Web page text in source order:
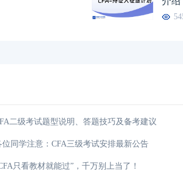
二级考试题型说明、答题技巧及备考建议
位同学注意：CFA三级考试安排最新公告
只看教材就能过”，千万别上当了！